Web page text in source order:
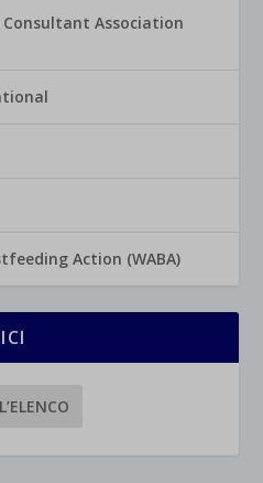
Association
Action (WABA)